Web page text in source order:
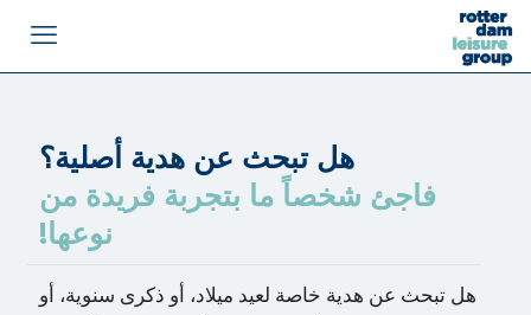
هل تبحث عن هدية أصلية؟
فاجئ شخصاً ما بتجربة فريدة من
نوعها!
هل تبحث عن هدية خاصة لعيد ميلاد، أو ذكرى سنوية، أو